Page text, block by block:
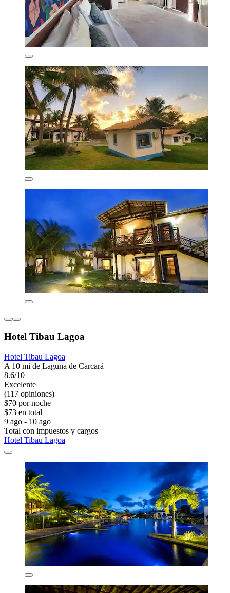
Hotel Tibau Lagoa
Hotel Tibau Lagoa
A 10 mi de Laguna de Carcará
8.6/10
Excelente
(117 opiniones)
$70 por noche
$73 en total
9 ago - 10 ago
Total con impuestos y cargos
Hotel Tibau Lagoa